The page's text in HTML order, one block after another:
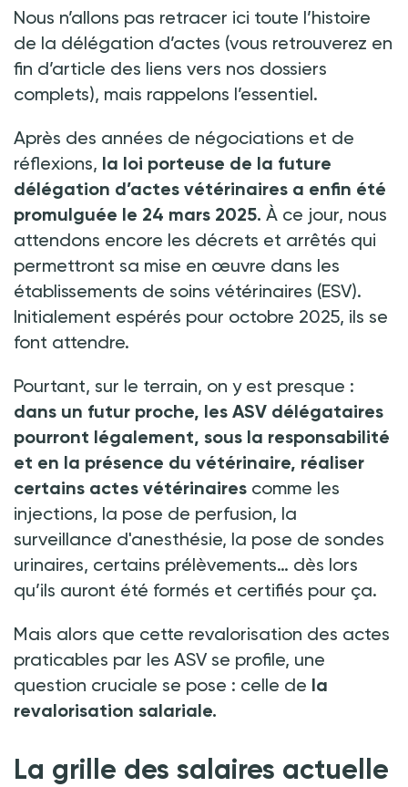
Nous n’allons pas retracer ici toute l’histoire
de la délégation d’actes (vous retrouverez en
fin d’article des liens vers nos dossiers
complets), mais rappelons l’essentiel.
Après des années de négociations et de
réflexions, la loi porteuse de la future
délégation d’actes vétérinaires a enfin été
promulguée le 24 mars 2025. À ce jour, nous
attendons encore les décrets et arrêtés qui
permettront sa mise en œuvre dans les
établissements de soins vétérinaires (ESV).
Initialement espérés pour octobre 2025, ils se
font attendre.
Pourtant, sur le terrain, on y est presque :
dans un futur proche, les ASV délégataires
pourront légalement, sous la responsabilité
et en la présence du vétérinaire, réaliser
certains actes vétérinaires comme les
injections, la pose de perfusion, la
surveillance d'anesthésie, la pose de sondes
urinaires, certains prélèvements… dès lors
qu’ils auront été formés et certifiés pour ça.
Mais alors que cette revalorisation des actes
praticables par les ASV se profile, une
question cruciale se pose : celle de la
revalorisation salariale.
La grille des salaires actuelle